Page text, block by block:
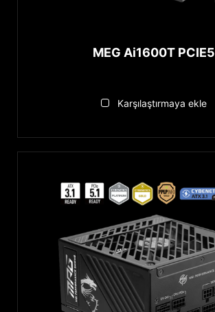
MEG Ai1600T PCIE5
Karşılaştırmaya ekle